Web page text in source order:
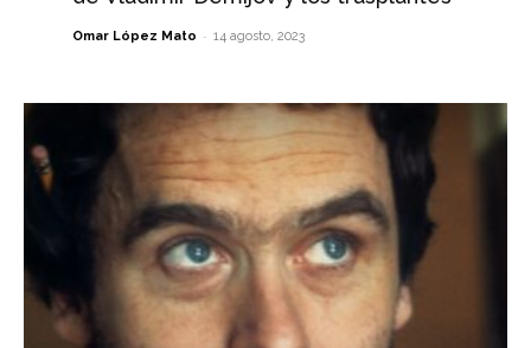
Omar López Mato - 14 agosto, 2023